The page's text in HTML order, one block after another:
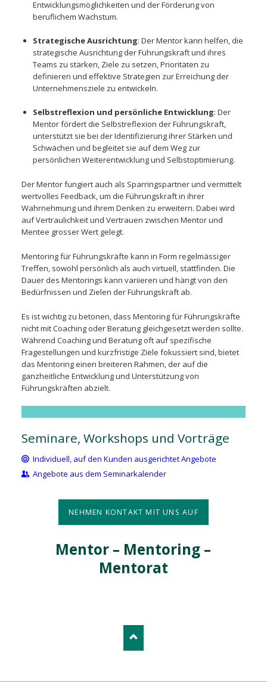
Entwicklungsmöglichkeiten und der Förderung von
beruflichem Wachstum.
Strategische Ausrichtung: Der Mentor kann helfen, die
strategische Ausrichtung der Führungskraft und ihres
Teams zu stärken, Ziele zu setzen, Prioritäten zu
definieren und effektive Strategien zur Erreichung der
Unternehmensziele zu entwickeln.
Selbstreflexion und persönliche Entwicklung: Der
Mentor fördert die Selbstreflexion der Führungskraft,
unterstützt sie bei der Identifizierung ihrer Stärken und
Schwächen und begleitet sie auf dem Weg zur
persönlichen Weiterentwicklung und Selbstoptimierung.
Der Mentor fungiert auch als Sparringspartner und vermittelt
wertvolles Feedback, um die Führungskraft in ihrer
Wahrnehmung und ihrem Denken zu erweitern. Dabei wird
auf Vertraulichkeit und Vertrauen zwischen Mentor und
Mentee grosser Wert gelegt.
Mentoring für Führungskräfte kann in Form regelmässiger
Treffen, sowohl persönlich als auch virtuell, stattfinden. Die
Dauer des Mentorings kann variieren und hängt von den
Bedürfnissen und Zielen der Führungskraft ab.
Es ist wichtig zu betonen, dass Mentoring für Führungskräfte
nicht mit Coaching oder Beratung gleichgesetzt werden sollte.
Während Coaching und Beratung oft auf spezifische
Fragestellungen und kurzfristige Ziele fokussiert sind, bietet
das Mentoring einen breiteren Rahmen, der auf die
ganzheitliche Entwicklung und Unterstützung von
Führungskräften abzielt.
Seminare, Workshops und Vorträge
Individuell, auf den Kunden ausgerichtet Angebote
Angebote aus dem Seminarkalender
NEHMEN KONTAKT MIT UNS AUF
Mentor – Mentoring –
Mentorat